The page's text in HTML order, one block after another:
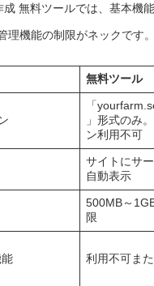
成 無料ツールでは、基本機
理機能の制限がネックです
無料ツール
「
」形式のみ
ン利用不可
サイトにサ
自動表示
500MB～
限
利用不可ま